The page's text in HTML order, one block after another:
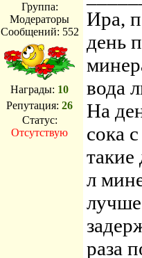
Группа:
Модераторы
Сообщений: 552
Награды: 10
Репутация: 26
Статус:
Отсутствую
Ира,
день
вода
На
сока
такие
л
лучше
раза